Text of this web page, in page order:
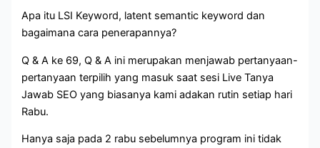
Apa itu LSI Keyword, latent semantic keyword dan
bagaimana cara penerapannya?
Q & A ke 69, Q & A ini merupakan menjawab pertanyaan-
pertanyaan terpilih yang masuk saat sesi Live Tanya
Jawab SEO yang biasanya kami adakan rutin setiap hari
Rabu.
Hanya saja pada 2 rabu sebelumnya program ini tidak